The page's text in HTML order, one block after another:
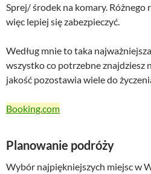
Sprej/ środek na komary. Różnego
więc lepiej się zabezpieczyć.
Według mnie to taka
wszystko co potrzebne znajdziesz
jakość pozostawia wiele do
Booking.com
Planowanie podróży
Wybór najpiękniejszych miejsc w